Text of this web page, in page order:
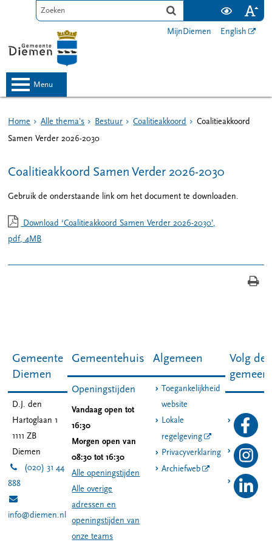
MijnDiemen English
menu
Home Alle thema's Bestuur Coalitieakkoord
Coalitieakkoord
Samen Verder 2026-2030
Coalitieakkoord Samen Verder 2026-2030
Gebruik de onderstaande link om het document te downloaden.
Download ‘Coalitieakkoord Samen Verder 2026-2030’,
pdf, 4MB
Gemeente
Diemen
D.J. den
Hartoglaan 1
1111 ZB
Diemen
(020) 31 44
888
info@diemen.nl
Gemeentehuis
Openingstijden
Vandaag open tot
16:30
Morgen open van
08:30 tot 16:30
Alle openingstijden
Alle overige
adressen en
openingstijden van
onze teams
Algemeen
Toegankelijkheid
website
Lokale
regelgeving
Privacyverklaring
Archiefweb
Volg de